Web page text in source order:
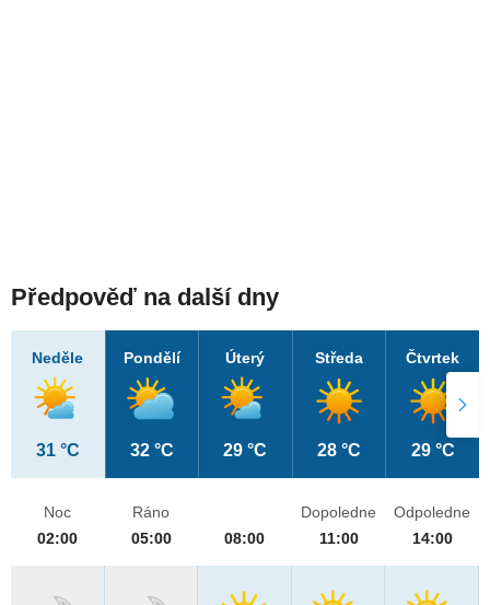
Předpověď na další dny
Neděle
31 °C
Pondělí
32 °C
Úterý
29 °C
Středa
28 °C
Čtvrtek
29 °C
Noc
02:00
Ráno
05:00
08:00
Dopoledne
11:00
Odpoledne
14:00